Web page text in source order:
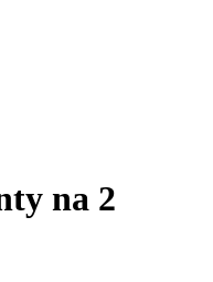
na 2